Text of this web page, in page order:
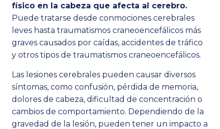
físico en la cabeza que afecta al cerebro.
Puede tratarse desde conmociones cerebrales
leves hasta traumatismos craneoencefálicos más
graves causados por caídas, accidentes de tráfico
y otros tipos de traumatismos craneoencefálicos.
Las lesiones cerebrales pueden causar diversos
síntomas, como confusión, pérdida de memoria,
dolores de cabeza, dificultad de concentración o
cambios de comportamiento. Dependiendo de la
gravedad de la lesión, pueden tener un impacto a